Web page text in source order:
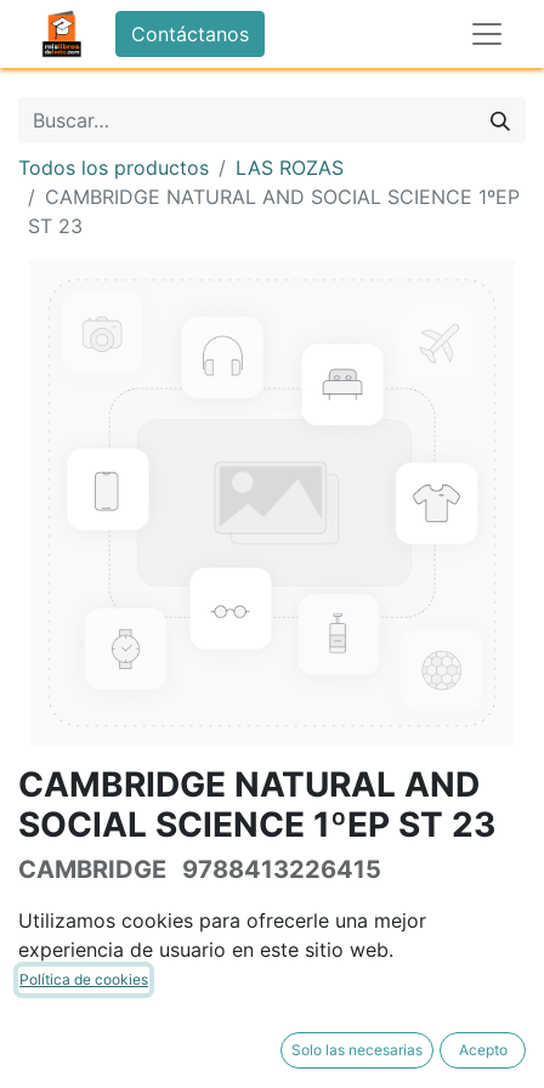
Contáctanos
Todos los productos
LAS ROZAS
CAMBRIDGE NATURAL AND SOCIAL SCIENCE 1ºEP
ST 23
CAMBRIDGE NATURAL AND
SOCIAL SCIENCE 1ºEP ST 23
CAMBRIDGE
9788413226415
(0 reseña)
49,42€ 58,14
Utilizamos cookies para ofrecerle una mejor
experiencia de usuario en este sitio web.
Política de cookies
Solo las necesarias Acepto